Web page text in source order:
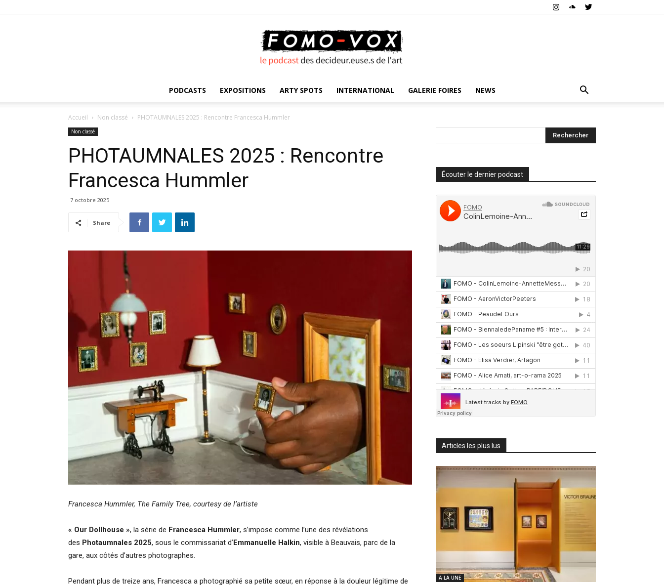
VOX
PODCASTS EXPOSITIONS ARTY SPOTS INTERNATIONAL GALERIE FOIRES NEWS
Accueil Non classé PHOTAUMNALES 2025 : Rencontre Francesca Hummler
Non classé
PHOTAUMNALES 2025 : Rencontre
Francesca Hummler
7 octobre 2025
Share
Francesca Hummler, The Family Tree, courtesy de l’artiste
« Our Dollhouse », la série de Francesca Hummler, s’impose comme l’une des révélations
des Photaumnales 2025, sous le commissariat d’Emmanuelle Halkin, visible à Beauvais, parc de la
gare, aux côtés d’autres photographes.
Pendant plus de treize ans, Francesca a photographié sa petite sœur, en réponse à la douleur légitime de
Écouter le dernier podcast
Articles les plus lus
A LA UNE